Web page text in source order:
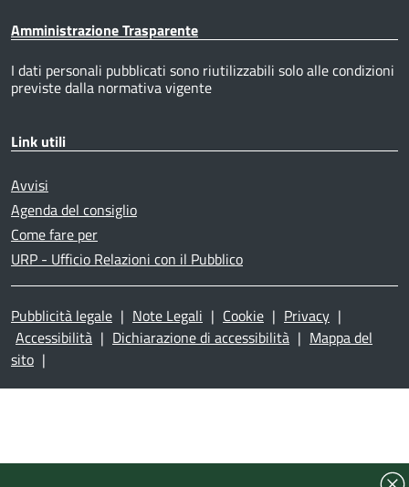
Amministrazione Trasparente
I dati personali pubblicati sono riutilizzabili solo alle condizioni
previste dalla normativa vigente
Link utili
Avvisi
Agenda del consiglio
Come fare per
URP - Ufficio Relazioni con il Pubblico
Pubblicità legale | Note Legali | Cookie | Privacy |
Accessibilità | Dichiarazione di accessibilità | Mappa del
sito |